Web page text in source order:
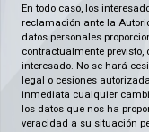
En todo caso, los
reclamación ante la
datos personales
contractualmente
interesado. No se hará
legal o cesiones
inmediata cualquier
los datos que nos ha
veracidad a su situación